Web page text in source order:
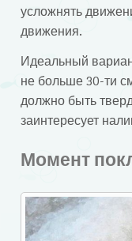
усложнять
движения.
Идеальный
не больше 30-ти
должно быть
заинтересует
Момент